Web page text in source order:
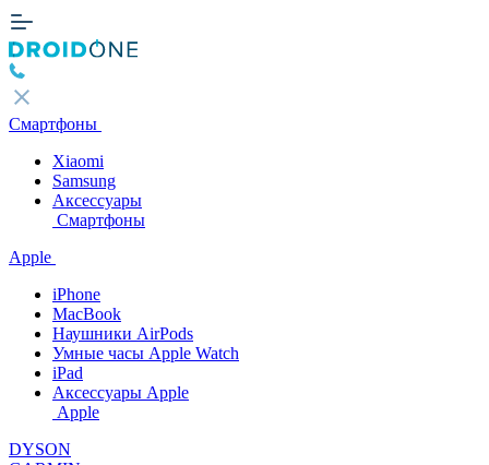
Смартфоны
Xiaomi
Samsung
Аксессуары
Смартфоны
Apple
iPhone
MacBook
Наушники AirPods
Умные часы Apple Watch
iPad
Аксессуары Apple
Apple
DYSON